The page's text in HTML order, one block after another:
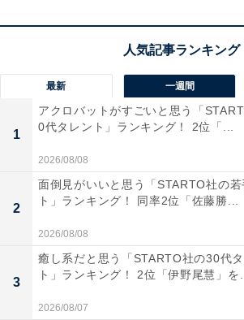
われる仙台藩祖の伊達政宗公も歴史に
りに思っている人が多いようです。
回答者のコメントを見ると「仙台は政
が多く知名度もあり、都会なイメージ
代男性／沖縄県）、「伊達政宗が好き
性／和歌山県）、「おいしいものがい
な街なので」（50代女性／神奈川県
ました。
※回答者のコメントは原文ママです
最新 一週間
1
アクロバットがすごいと思う「
0代タレント」ランキング！ 2位「...
2026/08/08
2
面倒見がいいと思う「STARTO社の若
ト」ランキング！ 同率2位「佐藤勝...
2026/08/08
3
癒し系だと思う「STARTO社の30代
ト」ランキング！ 2位「伊野尾慧」を...
2026/08/07